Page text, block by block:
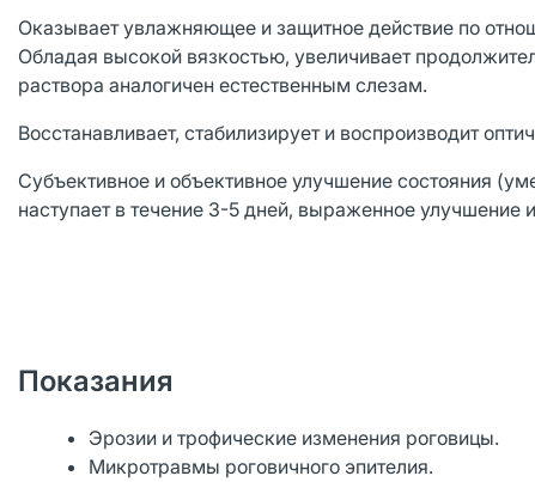
Оказывает увлажняющее и защитное действие по
Обладая высокой вязкостью, увеличивает
раствора аналогичен естественным слезам.
Восстанавливает, стабилизирует и воспроизводит
Субъективное и объективное улучшение состояния
наступает в течение 3-5 дней, выраженное улучшение
Показания
Эрозии и трофические изменения роговицы.
Микротравмы роговичного эпителия.